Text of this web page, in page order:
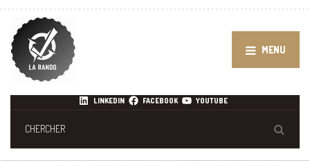
MENU
LINKEDIN FACEBOOK YOUTUBE